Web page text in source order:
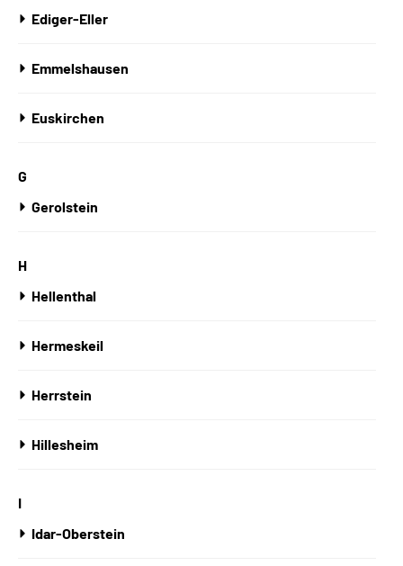
Ediger-Eller
Emmelshausen
Euskirchen
G
Gerolstein
H
Hellenthal
Hermeskeil
Herrstein
Hillesheim
I
Idar-Oberstein